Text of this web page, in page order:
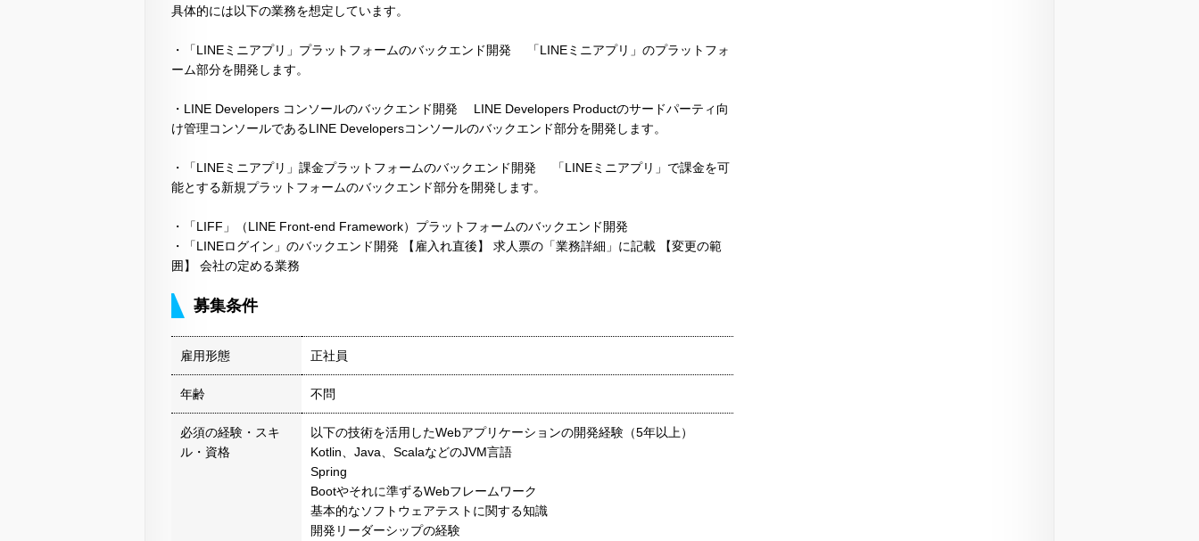
具体的には以下の業務を想定しています。
・「LINEミニアプリ」プラットフォームのバックエンド開発 「LINEミニアプリ」のプラットフォ
ーム部分を開発します。
・LINE Developers コンソールのバックエンド開発 LINE Developers Productのサードパーティ向
け管理コンソールであるLINE Developersコンソールのバックエンド部分を開発します。
・「LINEミニアプリ」課金プラットフォームのバックエンド開発 「LINEミニアプリ」で課金を可
能とする新規プラットフォームのバックエンド部分を開発します。
・「LIFF」（LINE Front-end Framework）プラットフォームのバックエンド開発
・「LINEログイン」のバックエンド開発 【雇入れ直後】 求人票の「業務詳細」に記載 【変更の範
囲】 会社の定める業務
募集条件
雇用形態 正社員
年齢 不問
必須の経験・スキ
ル・資格
以下の技術を活用したWebアプリケーションの開発経験（5年以上）
Kotlin、Java、ScalaなどのJVM言語
Spring
Bootやそれに準ずるWebフレームワーク
基本的なソフトウェアテストに関する知識
開発リーダーシップの経験